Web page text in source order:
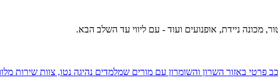
מכונה ניידת, אופנועים ועוד - עם ליווי עד השלב הבא.
פרטי באזור השרון והשומרון עם מורים שמלמדים נהיגה נטו, צוות שירות